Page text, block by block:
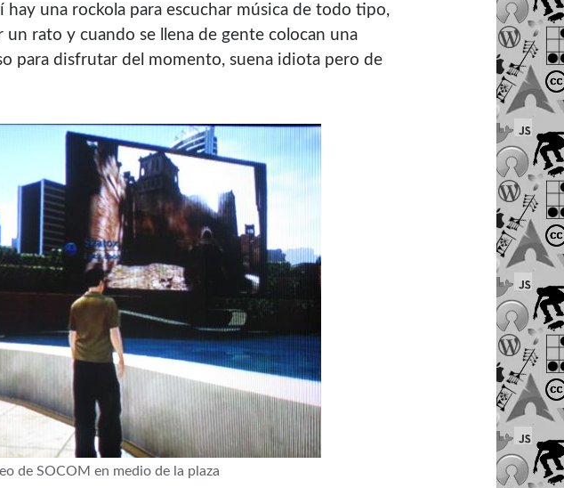
hay una rockola para escuchar música de todo tipo,
un rato y cuando se llena de gente colocan una
para disfrutar del momento, suena idiota pero de
de SOCOM en medio de la plaza